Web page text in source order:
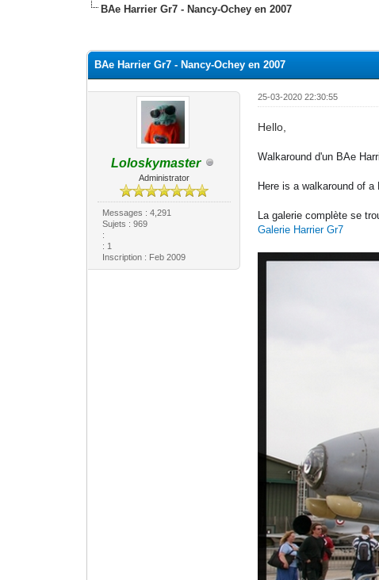
BAe Harrier Gr7 - Nancy-Ochey en 2007
BAe Harrier Gr7 - Nancy-Ochey en 2007
Loloskymaster
Administrator
Messages : 4,291
Sujets : 969
:
: 1
Inscription : Feb 2009
25-03-2020 22:30:55
Hello,
Walkaround d'un BAe
Here is a walkaround of
La galerie complète se
Galerie Harrier Gr7